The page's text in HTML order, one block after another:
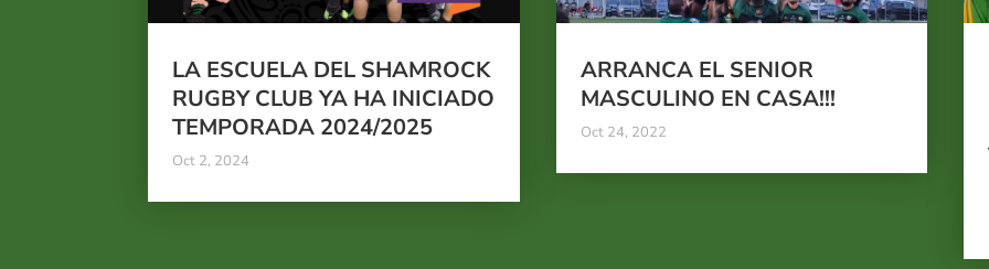
LA ESCUELA DEL SHAMROCK
RUGBY CLUB YA HA INICIADO
TEMPORADA 2024/2025
Oct 2, 2024
ARRANCA EL SENIOR
MASCULINO EN CASA!!!
Oct 24, 2022